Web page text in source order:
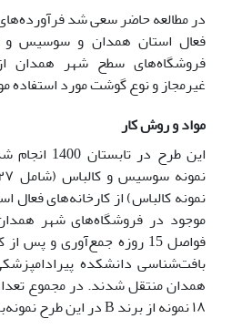
در مطالعه حاضر سعی شد
فعال استان همدان و سوسیس و
فروشگاه‌های سطح شهر همدان
غیرمجاز و نوع گوشت مورد استفاده
موادو روش کار
نمونه کالباس) از کارخانه‌های فعال
فواصل 15 روزه جمع‌آوری و
بافت‌شناسی دانشکده
۱۸ نمونه از برند B در این طرح نمونه‌برداری شد (